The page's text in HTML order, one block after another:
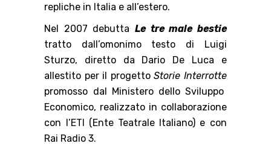
repliche in Italia e all’estero.
Nel 2007 debutta Le tre male bestie
tratto
dall’omonimo testo di Luigi
Sturzo, diretto da Dario De Luca e
allestito per il progettoStorie Interrotte
promosso dal Ministero dello Sviluppo
Economico, realizzato in collaborazione
con l’ETI (Ente Teatrale Italiano) e con
Rai Radio 3.